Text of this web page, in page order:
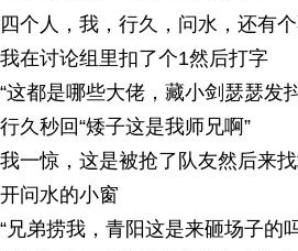
四个人，我，行久，问水，还有个
我在讨论组里扣了个1然后打字
“这都是哪些大佬，藏小剑瑟瑟发
行久秒回“矮子这是我师兄啊”
我一惊，这是被抢了队友然后来
开问水的小窗
“兄弟捞我，青阳这是来砸场子的